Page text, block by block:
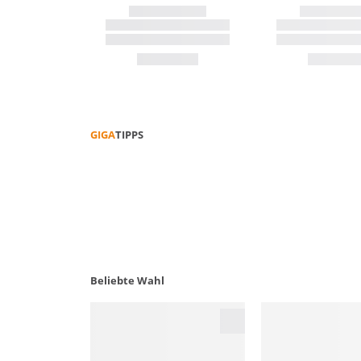
GIGATIPPS
Beliebte Wahl